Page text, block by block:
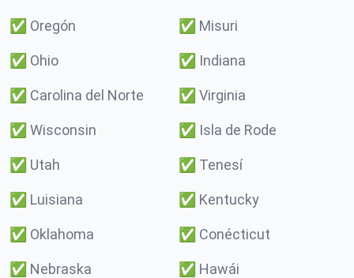
✅ Oregón ✅ Misuri
✅ Ohio ✅ Indiana
✅ Carolina del Norte ✅ Virginia
✅ Wisconsin ✅ Isla de Rode
✅ Utah ✅ Tenesí
✅ Luisiana ✅ Kentucky
✅ Oklahoma ✅ Conécticut
✅ Nebraska ✅ Hawái